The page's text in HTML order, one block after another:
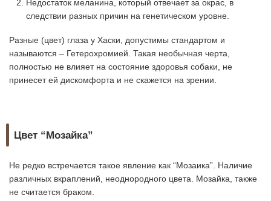
Недостаток меланина, который отвечает за окрас, в
следствии разных причин на генетическом уровне.
Разные (цвет) глаза у Хаски, допустимы стандартом и
называются – Гетерохромией. Такая необычная черта,
полностью не влияет на состояние здоровья собаки, не
принесет ей дискомфорта и не скажется на зрении.
Цвет “Мозайка”
Не редко встречается такое явление как “Мозаика”. Наличие
различных вкраплений, неоднородного цвета. Мозайка, также
не считается браком.